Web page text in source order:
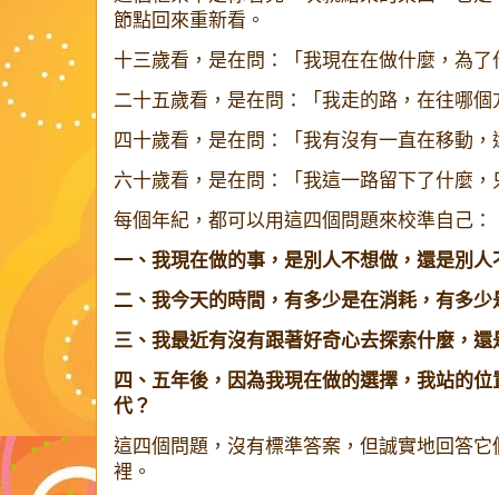
節點回來重新看。
十三歲看，是在問：「我現在在做什麼，為了
二十五歲看，是在問：「我走的路，在往哪個
四十歲看，是在問：「我有沒有一直在移動
六十歲看，是在問：「我這一路留下了什麼
每個年紀，都可以用這四個問題來校準自己：
一、我現在做的事，是別人不想做，還是別
二、我今天的時間，有多少是在消耗，有多少
三、我最近有沒有跟著好奇心去探索什麼，
四、五年後，因為我現在做的選擇，我站的
代？
這四個問題，沒有標準答案，但誠實地回答
裡。